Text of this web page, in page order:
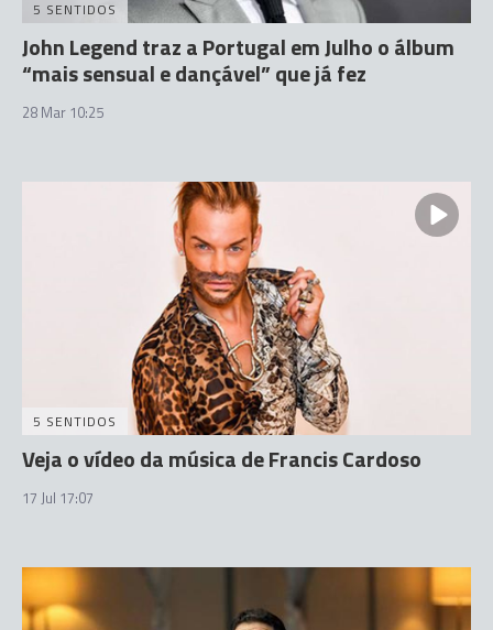
5 SENTIDOS
John Legend traz a Portugal em Julho o álbum
“mais sensual e dançável” que já fez
28 Mar 10:25
5 SENTIDOS
Veja o vídeo da música de Francis Cardoso
17 Jul 17:07